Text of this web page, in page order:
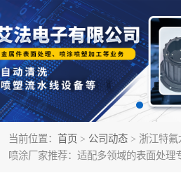
当前位置： 首页 > 公司动态 > 浙江特
喷涂厂家推荐：适配多领域的表面处理
五金加工